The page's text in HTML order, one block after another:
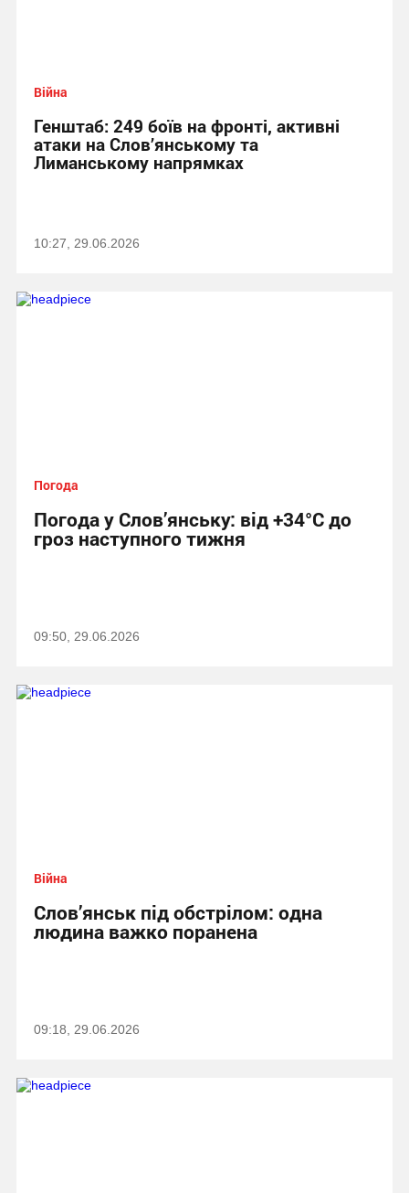
Війна
Генштаб: 249 боїв на фронті, активні
атаки на Слов’янському та
Лиманському напрямках
10:27, 29.06.2026
Погода
Погода у Слов’янську: від +34°C до
гроз наступного тижня
09:50, 29.06.2026
Війна
Слов’янськ під обстрілом: одна
людина важко поранена
09:18, 29.06.2026